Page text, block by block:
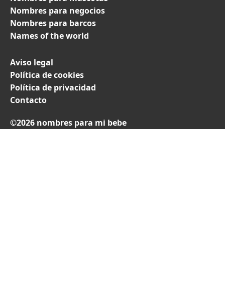
Nombres para negocios
Nombres para barcos
Names of the world
Aviso legal
Política de cookies
Política de privacidad
Contacto
©2026 nombres para mi bebe